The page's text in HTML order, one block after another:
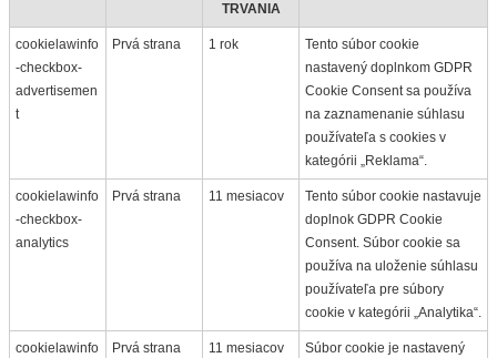
TRVANIA
cookielawinfo
-checkbox-
advertisemen
t
Prvá strana 1 rok
Tento súbor cookie
nastavený doplnkom GDPR
Cookie Consent sa používa
na zaznamenanie súhlasu
používateľa s cookies v
kategórii „Reklama“.
cookielawinfo
-checkbox-
analytics
Prvá strana 11 mesiacov
Tento súbor cookie nastavuje
doplnok GDPR Cookie
Consent. Súbor cookie sa
používa na uloženie súhlasu
používateľa pre súbory
cookie v kategórii „Analytika“.
cookielawinfo
Prvá strana 11 mesiacov
Súbor cookie je nastavený